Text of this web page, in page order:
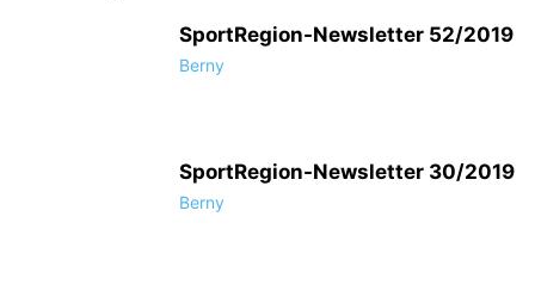
SportRegion-Newsletter 52/2019
Berny
SportRegion-Newsletter 30/2019
Berny